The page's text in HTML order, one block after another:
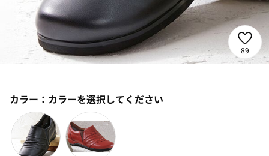
89
カラー： カラーを選択してください